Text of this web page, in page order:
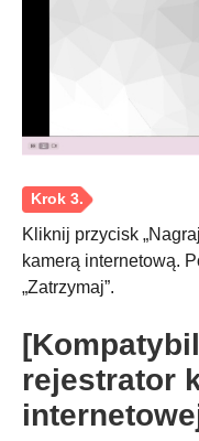
Krok 2.
Kliknij przycisk
kamerą internetową.
„Zatrzymaj”.
rejestrator